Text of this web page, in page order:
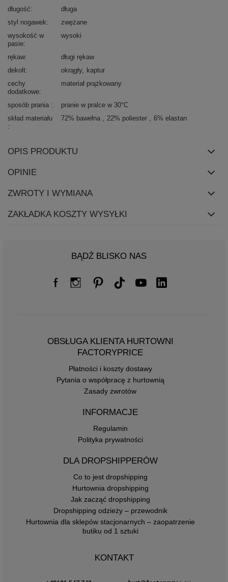
długość
długa
styl nogawek
zwężane
wysokość w
pasie
wysoki
rękaw
długi rękaw
dekolt
okrągły
kaptur
cechy
dodatkowe
materiał prążkowany
sposób prania
pranie w pralce w 30°C
skład materiału
72% bawełna 22% poliester 6% elastan
OPIS PRODUKTU
OPINIE
ZWROTY I WYMIANA
ZAKŁADKA KOSZTY WYSYŁKI
BĄDŹ BLISKO NAS
OBSŁUGA KLIENTA HURTOWNI
FACTORYPRICE
Płatności i koszty dostawy
Pytania o współpracę z hurtownią
Zasady zwrotów
INFORMACJE
Regulamin
Polityka prywatności
DLA DROPSHIPPERÓW
Co to jest dropshipping
Hurtownia dropshipping
Jak zacząć dropshipping
Dropshipping odzieży – przewodnik
Hurtownia dla sklepów stacjonarnych – zaopatrzenie
butiku od 1 sztuki
KONTAKT